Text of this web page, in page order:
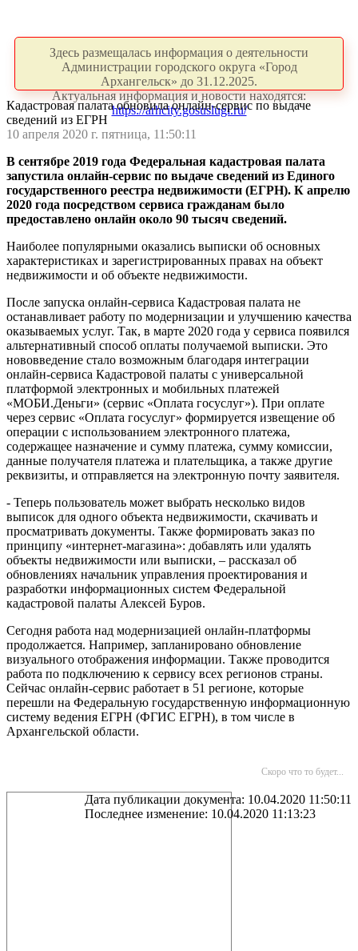
Здесь размещалась информация о деятельности
Администрации городского округа «Город
Архангельск» до 31.12.2025.
Актуальная информация и новости находятся:
https://arhcity.gosuslugi.ru/
Кадастровая палата обновила онлайн-сервис по выдаче
сведений из ЕГРН
10 апреля 2020 г. пятница, 11:50:11
В сентябре 2019 года Федеральная кадастровая палата
запустила онлайн-сервис по выдаче сведений из Единого
государственного реестра недвижимости (ЕГРН). К апрелю
2020 года посредством сервиса гражданам было
предоставлено онлайн около 90 тысяч сведений.
Наиболее популярными оказались выписки об основных
характеристиках и зарегистрированных правах на объект
недвижимости и об объекте недвижимости.
После запуска онлайн-сервиса Кадастровая палата не
останавливает работу по модернизации и улучшению качества
оказываемых услуг. Так, в марте 2020 года у сервиса появился
альтернативный способ оплаты получаемой выписки. Это
нововведение стало возможным благодаря интеграции
онлайн-сервиса Кадастровой палаты с универсальной
платформой электронных и мобильных платежей
«МОБИ.Деньги» (сервис «Оплата госуслуг»). При оплате
через сервис «Оплата госуслуг» формируется извещение об
операции с использованием электронного платежа,
содержащее назначение и сумму платежа, сумму комиссии,
данные получателя платежа и плательщика, а также другие
реквизиты, и отправляется на электронную почту заявителя.
- Теперь пользователь может выбрать несколько видов
выписок для одного объекта недвижимости, скачивать и
просматривать документы. Также формировать заказ по
принципу «интернет-магазина»: добавлять или удалять
объекты недвижимости или выписки, – рассказал об
обновлениях начальник управления проектирования и
разработки информационных систем Федеральной
кадастровой палаты Алексей Буров.
Сегодня работа над модернизацией онлайн-платформы
продолжается. Например, запланировано обновление
визуального отображения информации. Также проводится
работа по подключению к сервису всех регионов страны.
Сейчас онлайн-сервис работает в 51 регионе, которые
перешли на Федеральную государственную информационную
систему ведения ЕГРН (ФГИС ЕГРН), в том числе в
Архангельской области.
Скоро что то будет...
Дата публикации документа: 10.04.2020 11:50:11
Последнее изменение: 10.04.2020 11:13:23